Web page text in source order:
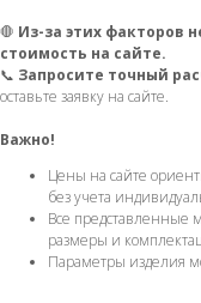
🛑 Из-за этих факторов
стоимость на сайте.
📞 Запросите точный
оставьте заявку на сайте.
Важно!
Цены на сайте
без учета
Все представленные
размеры и
Параметры изделия